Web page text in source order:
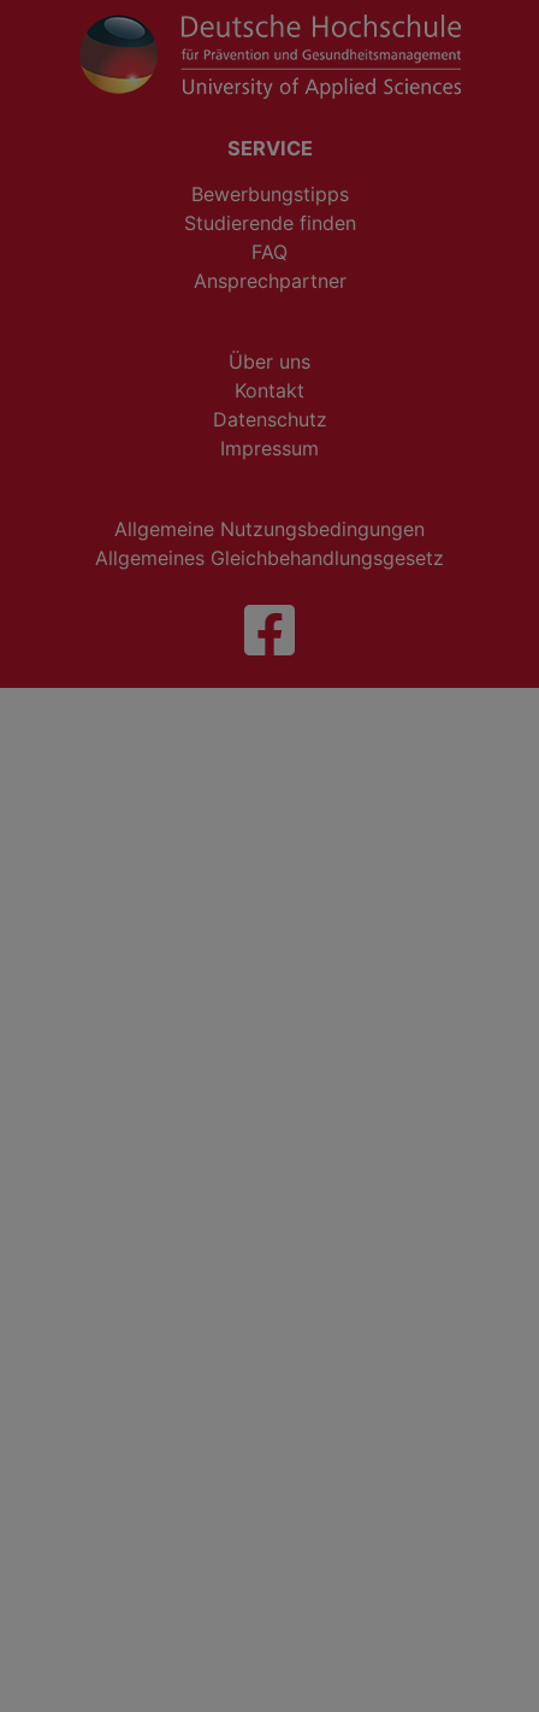
SERVICE
Bewerbungstipps
Studierende finden
FAQ
Ansprechpartner
Über uns
Kontakt
Datenschutz
Impressum
Allgemeine Nutzungsbedingungen
Allgemeines Gleichbehandlungsgesetz